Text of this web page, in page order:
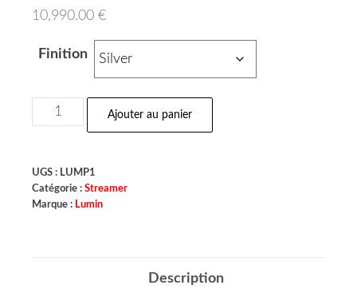
10,990.00 €
Finition
Ajouter au panier
UGS : LUMP1
Catégorie : Streamer
Marque : Lumin
Description